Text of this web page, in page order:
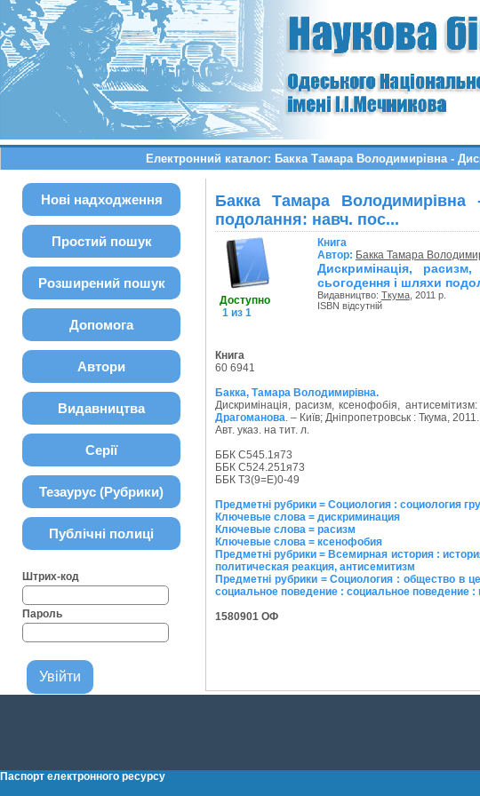
Електронний каталог: Бакка Тамара Володимирівна -
Нові надходження
Простий пошук
Розширений пошук
Допомога
Автори
Видавництва
Серії
Тезаурус (Рубрики)
Публічні полиці
Штрих-код
Пароль
Бакка Тамара Володимирівна
подолання: навч. пос...
Доступно
1 из 1
Книга
Автор: Бакка Тамара
Дискримінація, расизм,
сьогодення і шляхи
Видавництво: Ткума, 2011 р.
ISBN відсутній
Книга
60 6941
Бакка, Тамара Володимирівна.
Дискримінація, расизм, ксенофобія,
Драгоманова. – Київ; Дніпропетровськ : Ткума,
Авт. указ. на тит. л.
ББК С545.1я73
ББК С524.251я73
ББК Т3(9=Е)0-49
Предметні рубрики = Социология : социология
Ключевые слова = дискриминация
Ключевые слова = расизм
Ключевые слова = ксенофобия
Предметні рубрики = Всемирная история :
политическая реакция, антисемитизм
Предметні рубрики = Социология : общество в
социальное поведение : социальное поведение
1580901 ОФ
Паспорт електронного ресурсу